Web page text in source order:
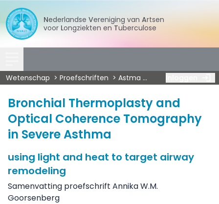
Nederlandse Vereniging van
Artsen
voor Longziekten en Tuberculose
Wetenschap Proefschriften Astma
Bronchial Thermoplasty and
Optical Coherence Tomography
in Severe Asthma
using light and heat to target airway
remodeling
Samenvatting proefschrift Annika W.M.
Goorsenberg